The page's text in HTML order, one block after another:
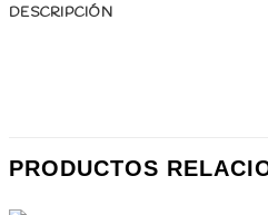
DESCRIPCIÓN
PRODUCTOS